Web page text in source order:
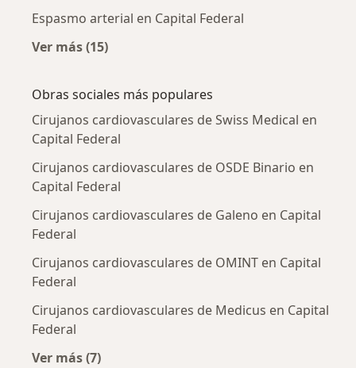
Espasmo arterial en Capital Federal
Ver más (15)
Obras sociales más populares
Cirujanos cardiovasculares de Swiss Medical en
Capital Federal
Cirujanos cardiovasculares de OSDE Binario en
Capital Federal
Cirujanos cardiovasculares de Galeno en Capital
Federal
Cirujanos cardiovasculares de OMINT en Capital
Federal
Cirujanos cardiovasculares de Medicus en Capital
Federal
Ver más (7)